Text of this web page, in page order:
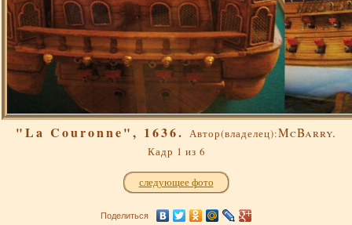
"La Couronne", 1636. Автор(владелец):McBarry.
Кадр 1 из 6
следующее фото
Поделиться